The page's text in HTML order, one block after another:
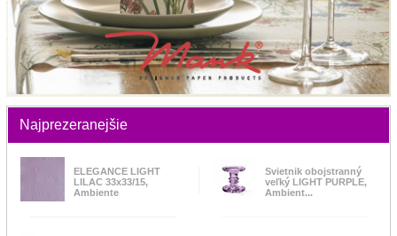
Najprezeranejšie
ELEGANCE LIGHT
LILAC 33x33/15,
Ambiente
Svietnik obojstranný
veľký LIGHT PURPLE,
Ambient...